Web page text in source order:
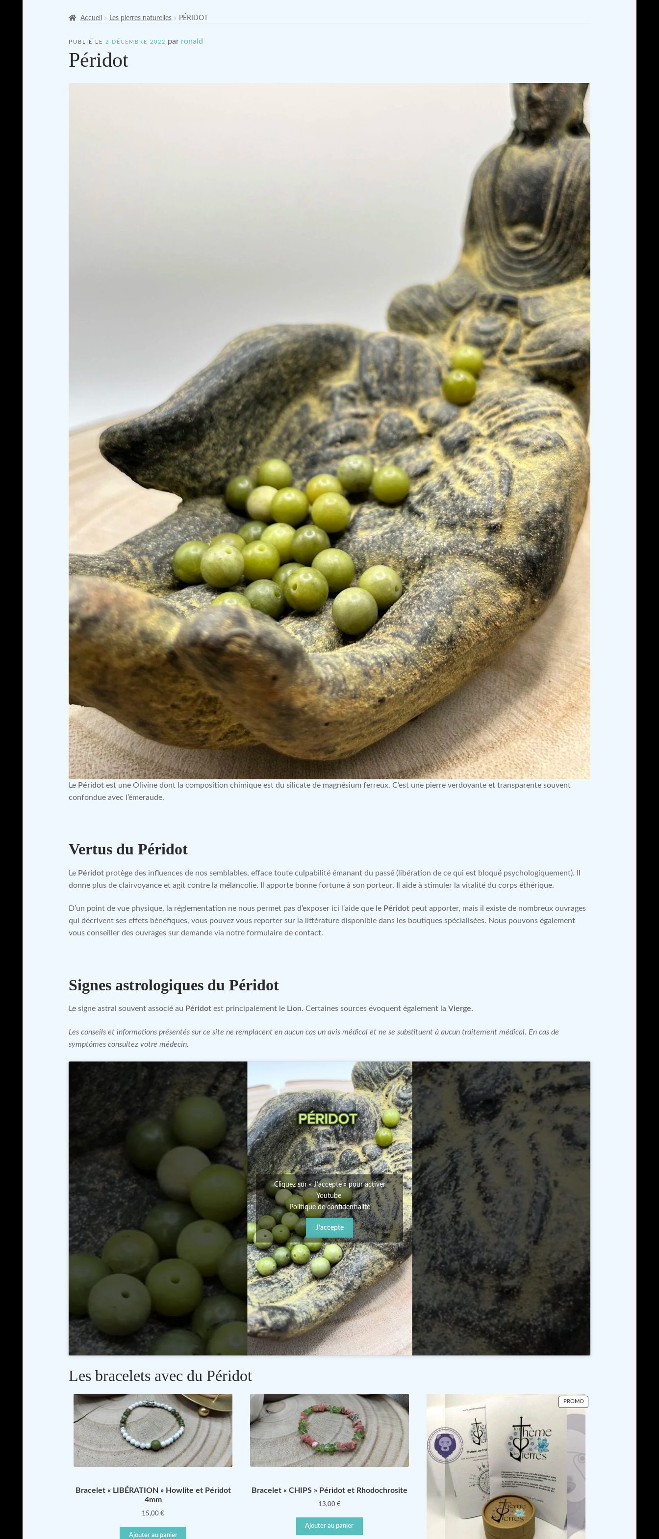
Accueil Les pierres naturelles PÉRIDOT
PUBLIÉ LE 2 DÉCEMBRE 2022 par ronald
Péridot
Le Péridot est une Olivine dont la composition chimique est du silicate de magnésium ferreux. C’est une pierre verdoyante et transparente souvent
confondue avec l’émeraude.
Vertus du Péridot
Le Péridot protège des influences de nos semblables, efface toute culpabilité émanant du passé (libération de ce qui est bloqué psychologiquement). Il
donne plus de clairvoyance et agit contre la mélancolie. Il apporte bonne fortune à son porteur. Il aide à stimuler la vitalité du corps éthérique.
D’un point de vue physique, la réglementation ne nous permet pas d’exposer ici l’aide que le Péridot peut apporter, mais il existe de nombreux ouvrages
qui décrivent ses effets bénéfiques, vous pouvez vous reporter sur la littérature disponible dans les boutiques spécialisées. Nous pouvons également
vous conseiller des ouvrages sur demande via notre formulaire de contact.
Signes astrologiques du Péridot
Le signe astral souvent associé au Péridot est principalement le Lion. Certaines sources évoquent également laVierge.
Les conseils et informations présentés sur ce site ne remplacent en aucun cas un avis médical et ne se substituent à aucun traitement médical. En cas de
symptômes consultez votre médecin.
Cliquez sur « J’accepte » pour activer
Youtube
Politique de confidentialité
J’accepte
Les bracelets avec du Péridot
Bracelet « LIBÉRATION » Howlite et Péridot
4mm
15,00 €
Ajouter au panier
Bracelet « CHIPS » Péridot et Rhodochrosite
13,00 €
Ajouter au panier
PROMOPRODUIT